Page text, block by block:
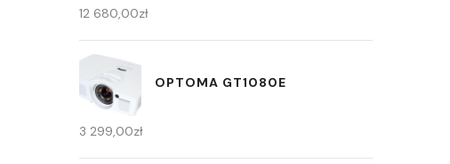
12 680,00zł
OPTOMA GT1080E
3 299,00zł